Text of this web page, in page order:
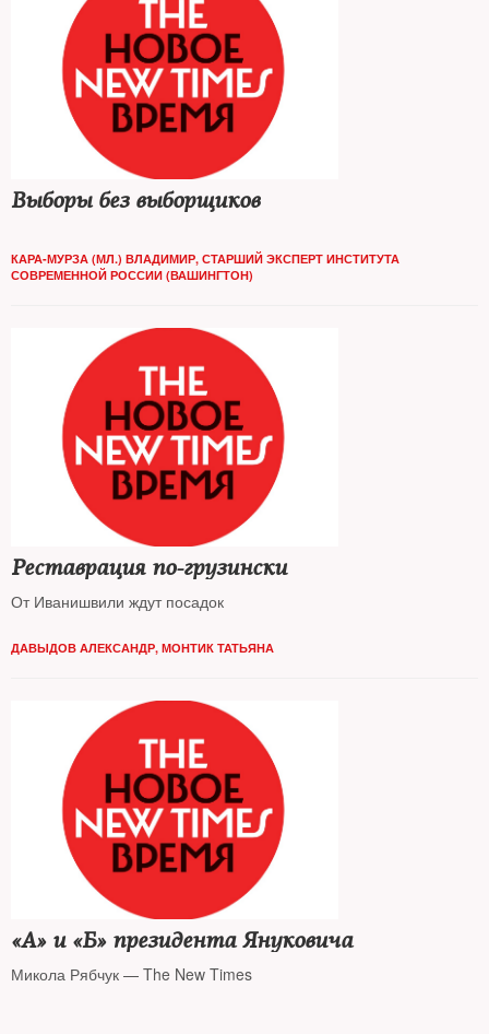
Выборы без выборщиков
КАРА-МУРЗА (МЛ.) ВЛАДИМИР, СТАРШИЙ ЭКСПЕРТ ИНСТИТУТА
СОВРЕМЕННОЙ РОССИИ (ВАШИНГТОН)
Реставрация по-грузински
От Иванишвили ждут посадок
ДАВЫДОВ АЛЕКСАНДР, МОНТИК ТАТЬЯНА
«А» и «Б» президента Януковича
Микола Рябчук — The New Times